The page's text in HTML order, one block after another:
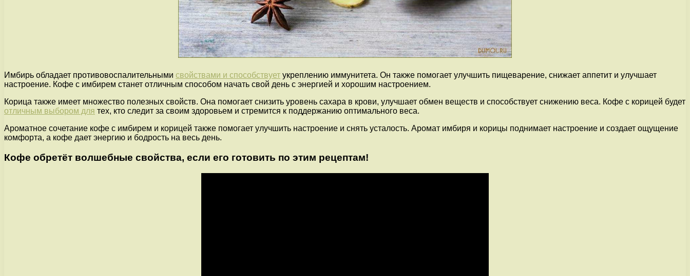
Имбирь обладает противовоспалительными свойствами и способствует укреплению иммунитета. Он также помогает улучшить пищеварение, снижает аппетит и улучшает
настроение. Кофе с имбирем станет отличным способом начать свой день с энергией и хорошим настроением.
Корица также имеет множество полезных свойств. Она помогает снизить уровень сахара в крови, улучшает обмен веществ и способствует снижению веса. Кофе с корицей будет
отличным выбором для тех, кто следит за своим здоровьем и стремится к поддержанию оптимального веса.
Ароматное сочетание кофе с имбирем и корицей также помогает улучшить настроение и снять усталость. Аромат имбиря и корицы поднимает настроение и создает ощущение
комфорта, а кофе дает энергию и бодрость на весь день.
Кофе обретёт волшебные свойства, если его готовить по этим рецептам!